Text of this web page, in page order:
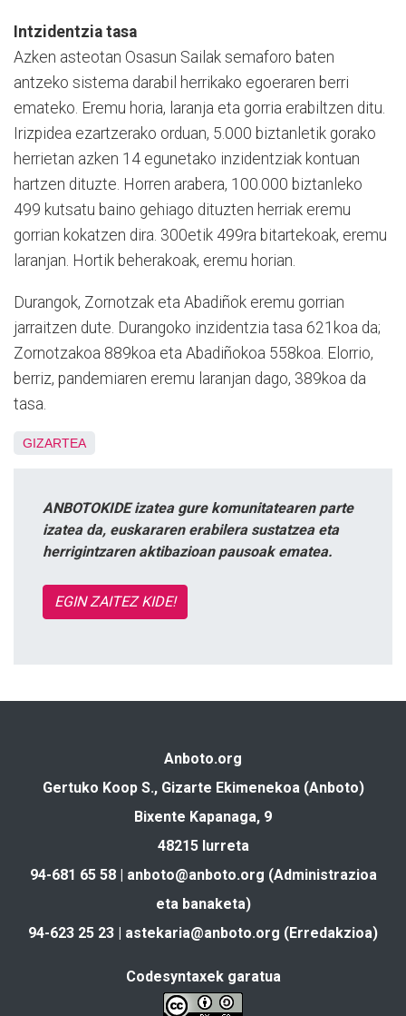
Intzidentzia tasa
Azken asteotan Osasun Sailak semaforo baten
antzeko sistema darabil herrikako egoeraren berri
emateko. Eremu horia, laranja eta gorria erabiltzen ditu.
Irizpidea ezartzerako orduan, 5.000 biztanletik gorako
herrietan azken 14 egunetako inzidentziak kontuan
hartzen dituzte. Horren arabera, 100.000 biztanleko
499 kutsatu baino gehiago dituzten herriak eremu
gorrian kokatzen dira. 300etik 499ra bitartekoak, eremu
laranjan. Hortik beherakoak, eremu horian.
Durangok, Zornotzak eta Abadiñok eremu gorrian
jarraitzen dute. Durangoko inzidentzia tasa 621koa da;
Zornotzakoa 889koa eta Abadiñokoa 558koa. Elorrio,
berriz, pandemiaren eremu laranjan dago, 389koa da
tasa.
GIZARTEA
ANBOTOKIDE izatea gure komunitatearen parte
izatea da, euskararen erabilera sustatzea eta
herrigintzaren aktibazioan pausoak ematea.
EGIN ZAITEZ KIDE!
Anboto.org
Gertuko Koop S., Gizarte Ekimenekoa (Anboto)
Bixente Kapanaga, 9
48215 Iurreta
94-681 65 58 | anboto@anboto.org (Administrazioa
eta banaketa)
94-623 25 23 | astekaria@anboto.org (Erredakzioa)
Codesyntaxek garatua